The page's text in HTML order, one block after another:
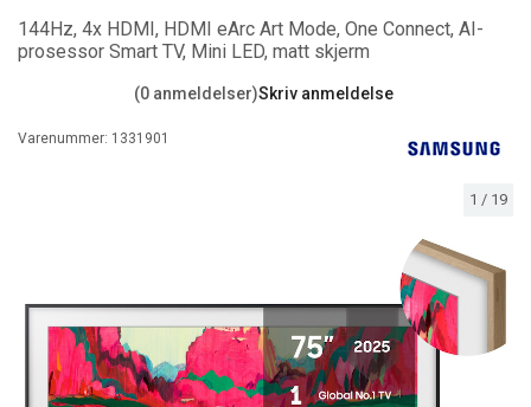
1 / 19
144Hz, 4x HDMI, HDMI eArc Art Mode, One Connect, AI-
prosessor Smart TV, Mini LED, matt skjerm
(0 anmeldelser)Skriv anmeldelse
Varenummer: 1331901